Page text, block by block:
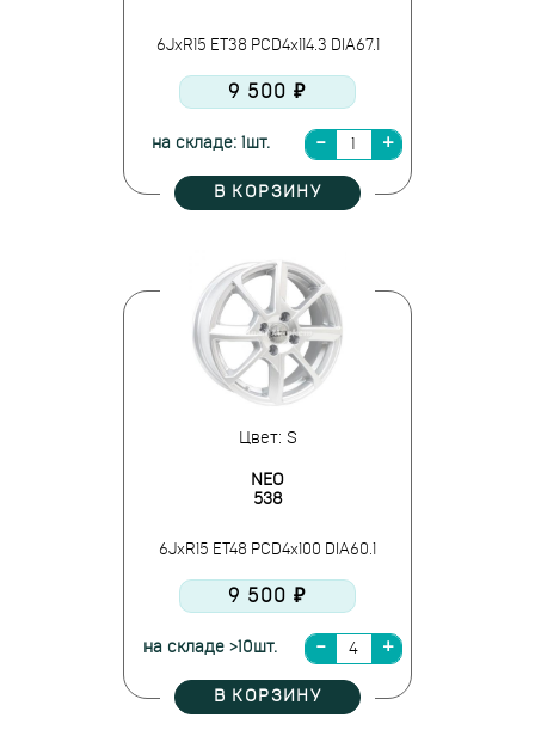
6JxR15 ET38 PCD4x114.3 DIA67.1
9 500 ₽
на складе: 1шт.
В КОРЗИНУ
Цвет: S
NEO
538
6JxR15 ET48 PCD4x100 DIA60.1
9 500 ₽
на складе >10шт.
В КОРЗИНУ